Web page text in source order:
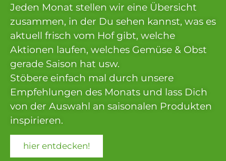
Jeden Monat stellen wir eine Übersicht
zusammen, in der Du sehen kannst, was es
aktuell frisch vom Hof gibt, welche
Aktionen laufen, welches Gemüse & Obst
gerade Saison hat usw.
Stöbere einfach mal durch unsere
Empfehlungen des Monats und lass Dich
von der Auswahl an saisonalen Produkten
inspirieren.
hier entdecken!